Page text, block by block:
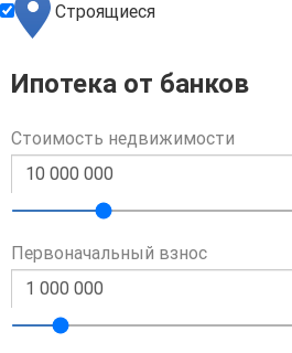
Строящиеся
Ипотека от банков
Стоимость недвижимости
Первоначальный взнос